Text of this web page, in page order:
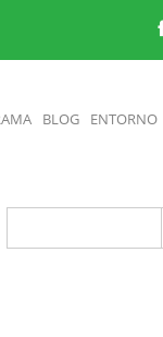
BLOG ENTORNO